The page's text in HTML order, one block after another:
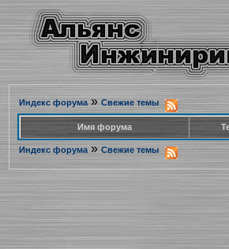
Индекс форума» Свежие темы
Имя форума
Индекс форума » Свежие темы